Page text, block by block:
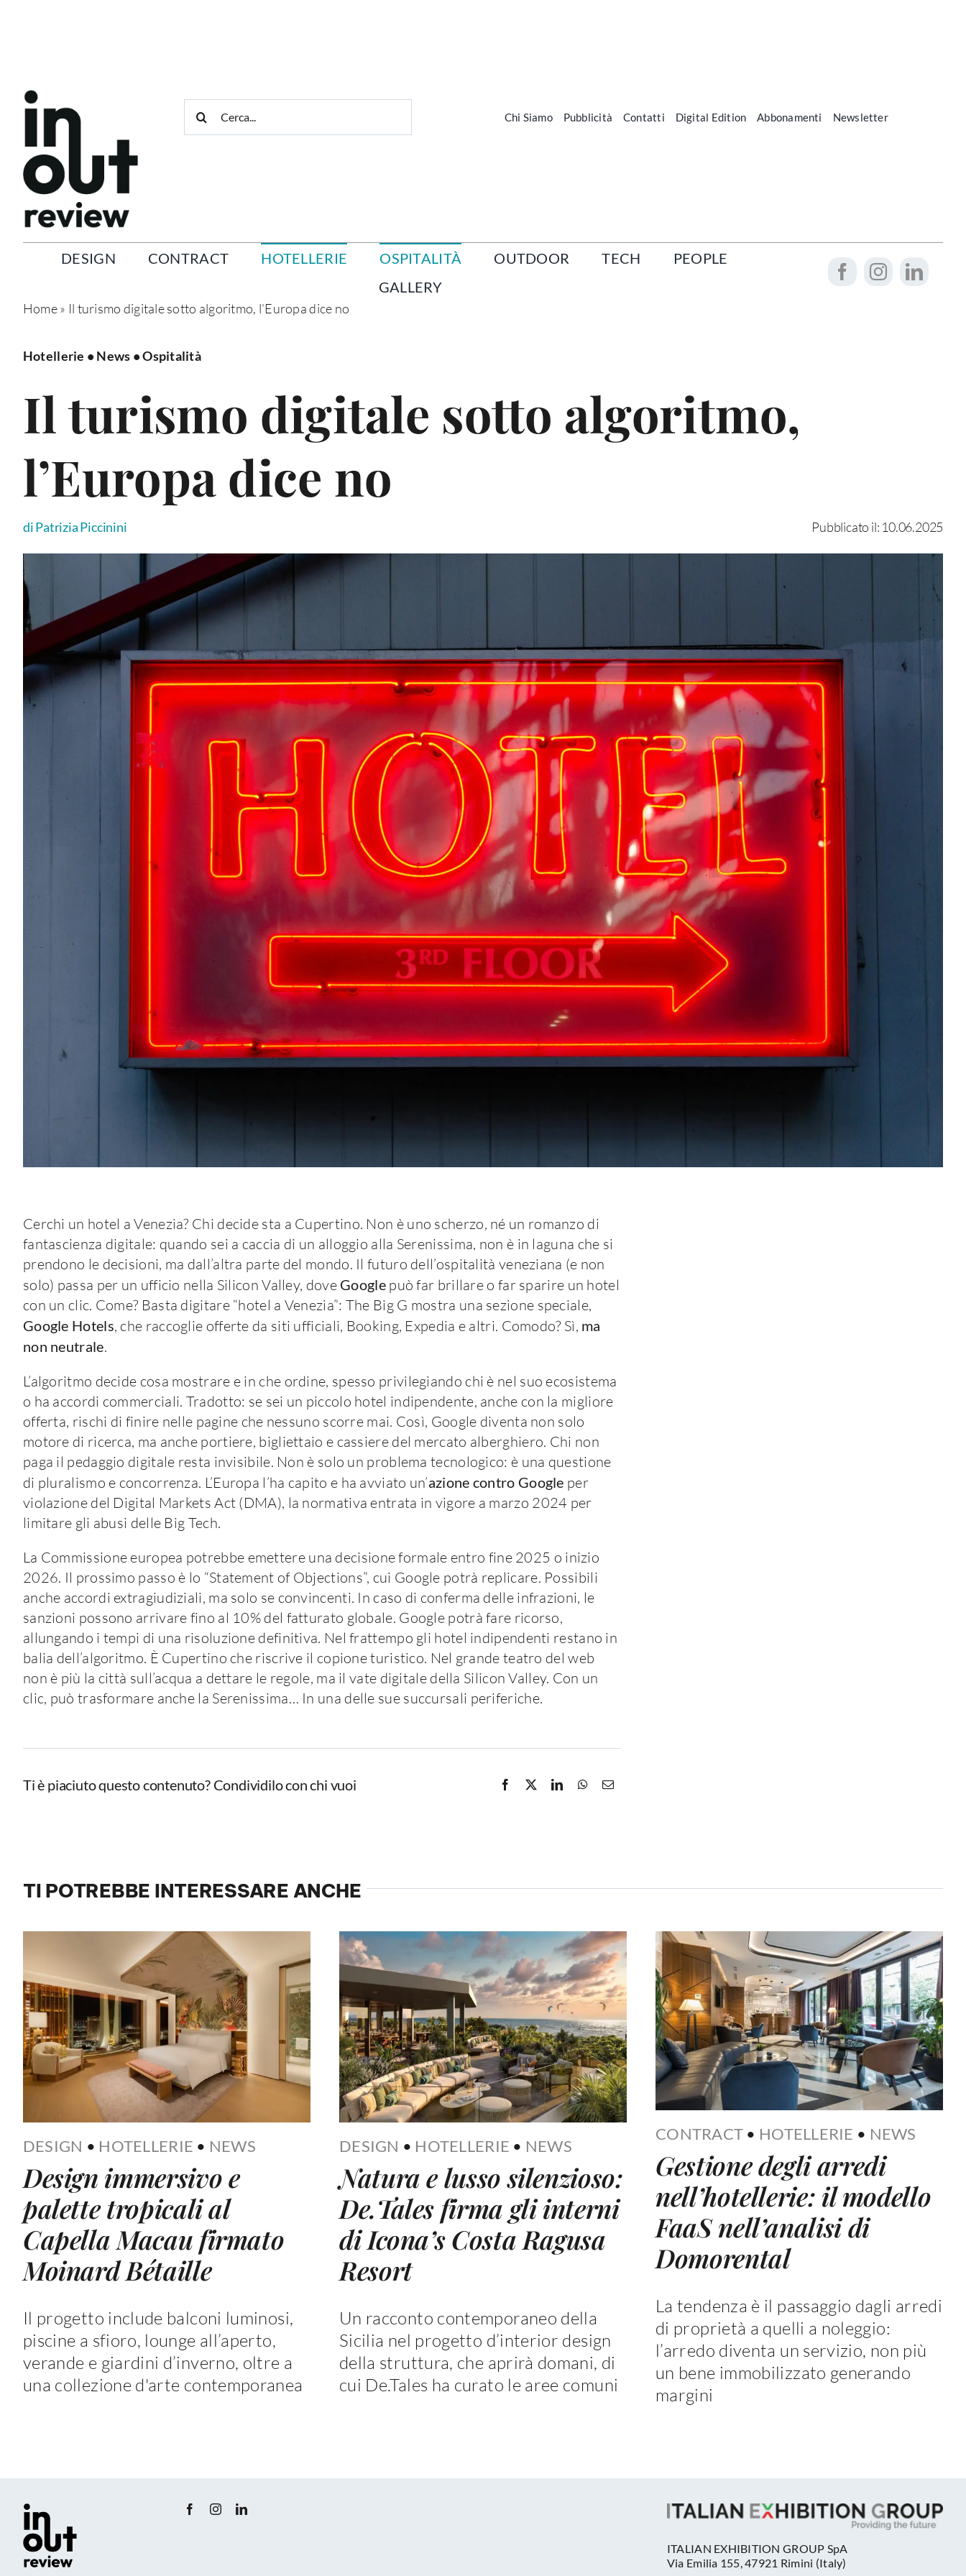
per:
Chi Siamo Pubblicità Contatti Digital Edition Abbonamenti Newsletter
DESIGN CONTRACT HOTELLERIE OSPITALITÀ OUTDOOR TECH
PEOPLE
GALLERY
Home» Il turismo digitale sotto algoritmo, l’Europa dice no
Hotellerie • News •Ospitalità
Il turismo digitale sotto algoritmo,
l’Europa dice no
di Patrizia Piccinini Pubblicato il: 10.06.2025
Cerchi un hotel a Venezia? Chi decide sta a Cupertino. Non è uno scherzo, né un romanzo di
fantascienza digitale: quando sei a caccia di un alloggio alla Serenissima, non è in laguna che si
prendono le decisioni, ma dall’altra parte del mondo. Il futuro dell’ospitalità veneziana (e non
solo) passa per un ufficio nella Silicon Valley, dove Googlepuò far brillare o far sparire un hotel
con un clic. Come? Basta digitare “hotel a Venezia”: The Big G mostra una sezione speciale,
Google Hotels, che raccoglie offerte da siti ufficiali, Booking, Expedia e altri. Comodo? Sì, ma
non neutrale.
L’algoritmo decide cosa mostrare e in che ordine, spesso privilegiando chi è nel suo ecosistema
o ha accordi commerciali. Tradotto: se sei un piccolo hotel indipendente, anche con la migliore
offerta, rischi di finire nelle pagine che nessuno scorre mai. Così, Google diventa non solo
motore di ricerca, ma anche portiere, bigliettaio e cassiere del mercato alberghiero. Chi non
paga il pedaggio digitale resta invisibile. Non è solo un problema tecnologico: è una questione
di pluralismo e concorrenza. L’Europa l’ha capito e ha avviato un’azione contro Google per
violazione del Digital Markets Act (DMA), la normativa entrata in vigore a marzo 2024 per
limitare gli abusi delle Big Tech.
La Commissione europea potrebbe emettere una decisione formale entro fine 2025 o inizio
2026. Il prossimo passo è lo “Statement of Objections”, cui Google potrà replicare. Possibili
anche accordi extragiudiziali, ma solo se convincenti. In caso di conferma delle infrazioni, le
sanzioni possono arrivare fino al 10% del fatturato globale. Google potrà fare ricorso,
allungando i tempi di una risoluzione definitiva. Nel frattempo gli hotel indipendenti restano in
balia dell’algoritmo. È Cupertino che riscrive il copione turistico. Nel grande teatro del web
non è più la città sull’acqua a dettare le regole, ma il vate digitale della Silicon Valley. Con un
clic, può trasformare anche la Serenissima… In una delle sue succursali periferiche.
Ti è piaciuto questo contenuto? Condividilo con chi vuoi
TI POTREBBE INTERESSARE ANCHE
DESIGN • HOTELLERIE • NEWS
Design immersivo e
palette tropicali al
Capella Macau firmato
Moinard Bétaille
Il progetto include balconi luminosi,
piscine a sfioro, lounge all’aperto,
verande e giardini d’inverno, oltre a
una collezione d'arte contemporanea
DESIGN • HOTELLERIE • NEWS
Natura e lusso silenzioso:
De.Tales firma gli interni
di Icona’s Costa Ragusa
Resort
Un racconto contemporaneo della
Sicilia nel progetto d’interior design
della struttura, che aprirà domani, di
cui De.Tales ha curato le aree comuni
CONTRACT • HOTELLERIE • NEWS
Gestione degli arredi
nell’hotellerie: il modello
FaaS nell’analisi di
Domorental
La tendenza è il passaggio dagli arredi
di proprietà a quelli a noleggio:
l’arredo diventa un servizio, non più
un bene immobilizzato generando
margini
ITALIAN EXHIBITION GROUP SpA
Via Emilia 155, 47921 Rimini (Italy)